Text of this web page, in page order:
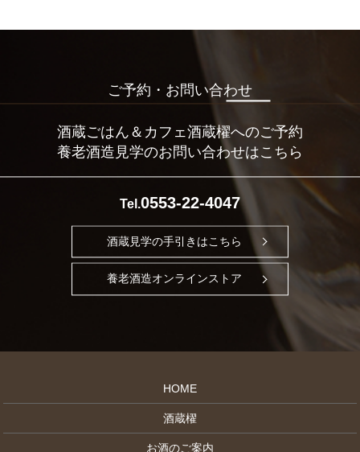
ご予約・お問い合わせ
酒蔵ごはん＆カフェ酒蔵櫂へのご予約
養老酒造見学のお問い合わせはこちら
Tel.0553-22-4047
酒蔵見学の手引きはこちら
養老酒造オンラインストア
HOME
酒蔵櫂
お酒のご案内